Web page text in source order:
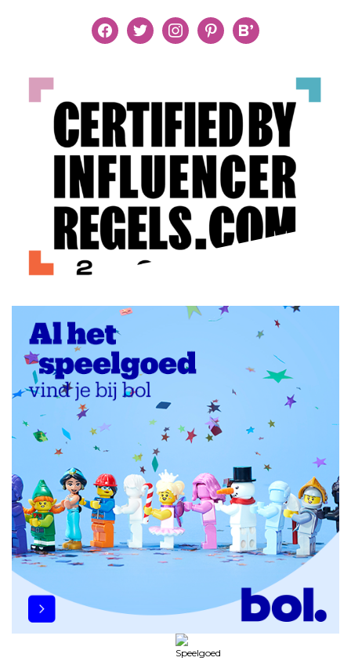
facebooktwitter instagrampinterestbloglovin